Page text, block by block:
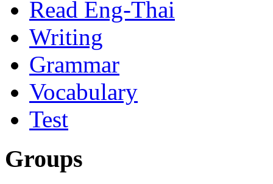
Read Eng-Thai
Writing
Grammar
Vocabulary
Test
Groups